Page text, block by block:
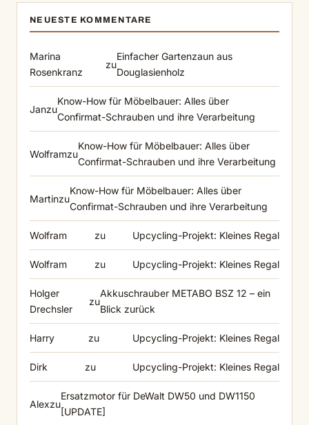
NEUESTE KOMMENTARE
Marina
Rosenkranz
zu
Einfacher Gartenzaun aus
Douglasienholz
Janzu
Know-How für Möbelbauer: Alles über
Confirmat-Schrauben und ihre Verarbeitung
Wolframzu
Know-How für Möbelbauer: Alles über
Confirmat-Schrauben und ihre Verarbeitung
Martinzu
Know-How für Möbelbauer: Alles über
Confirmat-Schrauben und ihre Verarbeitung
Wolfram zu Upcycling-Projekt: Kleines Regal
Wolfram zu Upcycling-Projekt: Kleines Regal
Holger
Drechsler
zu
Akkuschrauber METABO BSZ 12 – ein
Blick zurück
Harry zu Upcycling-Projekt: Kleines Regal
Dirk zu Upcycling-Projekt: Kleines Regal
Alexzu
Ersatzmotor für DeWalt DW50 und DW1150
[UPDATE]